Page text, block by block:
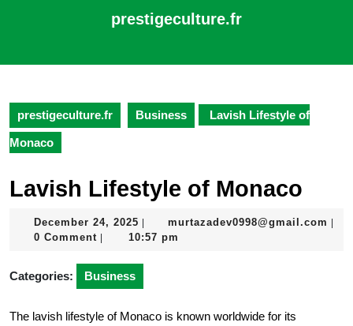
prestigeculture.fr
Button
prestigeculture.fr Business Lavish Lifestyle of
Monaco
Lavish Lifestyle of Monaco
December 24, 2025 December
24,
murtazadev0998@gmail.com
0 Comment 10:57 pm
Categories: Business
The lavish lifestyle of Monaco is known worldwide for its